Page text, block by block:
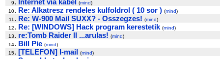
9. Internet via kabel (mind)
10. Re: Alkatresz rendeles kulfoldrol ( 10 sor ) (mind)
11 . Re: W-900 Mail SUXX? - Osszegzes! (mind)
12. Re: [WINDOWS] Hack program kerestetik (mind)
13. re:Tomb Raider II ...arulas! (mind)
14. Bill Pie (mind)
15. [TELEFON] I-mail (mind)